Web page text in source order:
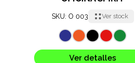
SKU: O 003 Ver stock
Ver detalles